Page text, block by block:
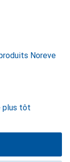
Noreve
plus tôt